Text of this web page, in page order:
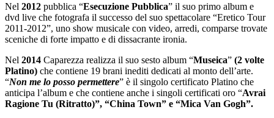
Nel 2012 pubblica “Esecuzione Pubblica” il suo primo album e
dvd live che fotografa il successo del suo spettacolare “Eretico Tour
2011-2012”, uno show musicale con video, arredi, comparse trovate
sceniche di forte impatto e di dissacrante ironia.
Nel 2014 Caparezza realizza il suo sesto album “Museica” (2 volte
Platino) che contiene 19 brani inediti dedicati al monto dell’arte.
“Non me lo posso permettere” è il singolo certificato Platino che
anticipa l’album e che contiene anche i singoli certificati oro “Avrai
Ragione Tu (Ritratto)”, “China Town” e “Mica Van Gogh”.